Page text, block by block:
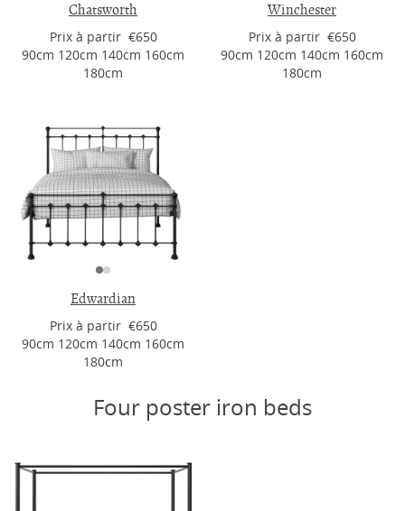
Chatsworth
Prix ​​à partir €650
90cm 120cm 140cm 160cm
180cm
Winchester
Prix ​​à partir €650
90cm 120cm 140cm 160cm
180cm
Edwardian
Prix ​​à partir €650
90cm 120cm 140cm 160cm
180cm
Four poster iron beds